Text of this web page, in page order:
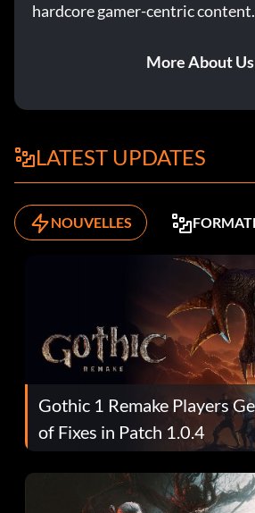
hardcore gamer-centric content.
More About Us
LATEST UPDATES
NOUVELLES
Gothic 1 Remake Players
of Fixes in Patch 1.0.4